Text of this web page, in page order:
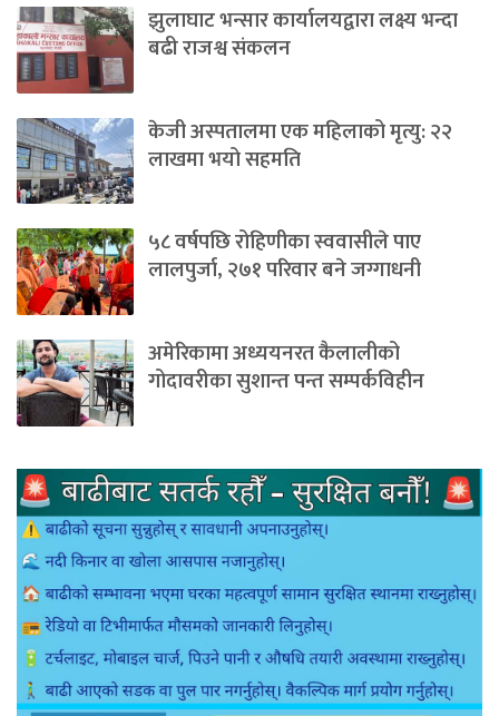
झुलाघाट भन्सार कार्यालयद्वारा लक्ष्य भन्दा
बढी राजश्व संकलन
केजी अस्पतालमा एक महिलाको मृत्यु: २२
लाखमा भयो सहमति
५८ वर्षपछि रोहिणीका स्ववासीले पाए
लालपुर्जा, २७१ परिवार बने जग्गाधनी
अमेरिकामा अध्ययनरत कैलालीको
गोदावरीका सुशान्त पन्त सम्पर्कविहीन